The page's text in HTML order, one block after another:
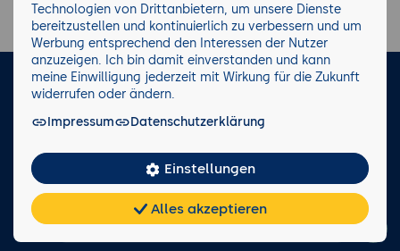
LinkedIn Facebook
Facts
0221 82 80 90
Teilen FAQ Cookies
Technologien von Drittanbietern, um unsere Dienste
bereitzustellen und kontinuierlich zu verbessern und um
Werbung entsprechend den Interessen der Nutzer
anzuzeigen. Ich bin damit einverstanden und kann
meine Einwilligung jederzeit mit Wirkung für die Zukunft
widerrufen oder ändern.
Impressum
Datenschutzerklärung
Einstellungen
Alles akzeptieren